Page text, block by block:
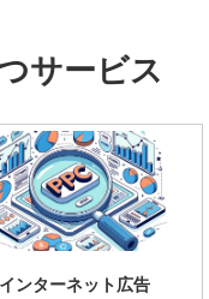
サービス
インターネット広告